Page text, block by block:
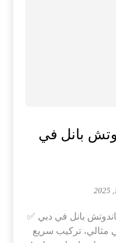
بانل في
بانل في دبي ✅
مثالي، تركيب سريع